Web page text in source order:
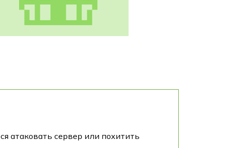
атаковать сервер или похитить